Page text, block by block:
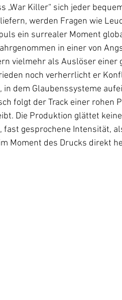
„War Killer“ sich jeder
werden Fragen wie
ein surrealer Moment
in einer von
vielmehr als Auslöser einer
noch verherrlicht er
dem Glaubenssysteme
folgt der Track einer rohen
Die Produktion glättet
fast gesprochene Intensität,
Moment des Drucks direkt